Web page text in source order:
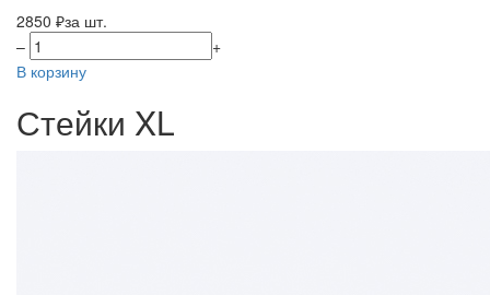
2850 ₽за шт.
–
+
В корзину
Стейки XL